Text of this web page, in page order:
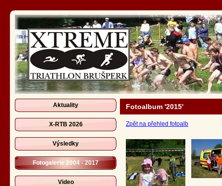
Aktuality
X-RTB 2026
Výsledky
Fotogalerie 2004 - 2017
Video
Fotoalbum '2015'
Zpět na přehled fotoalb